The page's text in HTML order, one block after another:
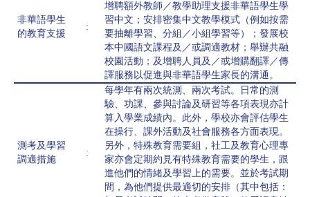
非華語學生
的教育支援
:
增聘額外教師／教學助理支援非華語學生學
習中文；安排密集中文教學模式（例如按需
要抽離學習、分組／小組學習等）；發展校
本中國語文課程及／或調適教材；舉辦共融
校園活動；及增聘人員及／或增購翻譯／傳
譯服務以促進與非華語學生家長的溝通。
測考及學習
調適措施
:
每學年有兩次統測、兩次考試。日常的測
驗、功課、參與討論及研習等各項表現亦計
算入學業成績內。此外，學校亦會評估學生
在操行、課外活動及社會服務各方面表現。
另外，特殊教育需要組，社工及教育心理專
家亦會定期約見有特殊教育需要的學生，跟
進他們的情緒及學習上的需要。並於考試期
間，為他們提供最適切的安排（其中包括：